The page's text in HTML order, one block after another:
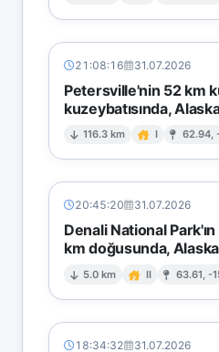
21:08:16 31.07.2026
Petersville'nin 52 km
kuzeybatısında,
116.3 km I 62.94,
20:45:20 31.07.2026
Denali National
km doğusunda, Alaska
5.0 km II 63.61, -
18:34:32 31.07.2026